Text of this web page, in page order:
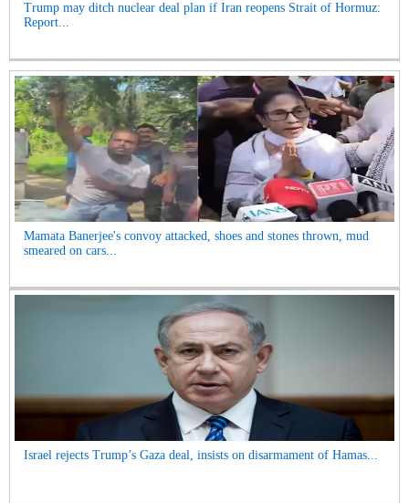
Trump may ditch nuclear deal plan if Iran reopens Strait of Hormuz:
Report...
Mamata Banerjee's convoy attacked, shoes and stones thrown, mud
smeared on cars...
Israel rejects Trump’s Gaza deal, insists on disarmament of Hamas...